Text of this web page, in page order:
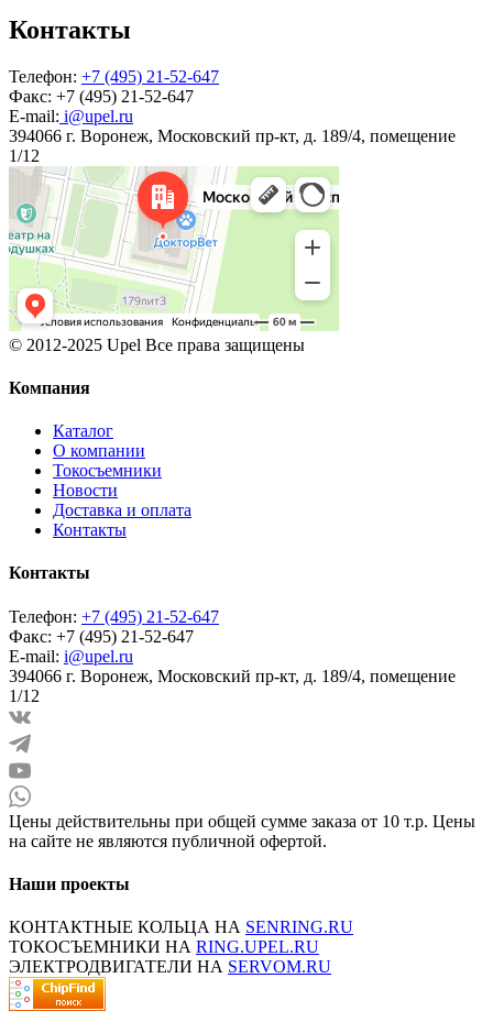
Контакты
Телефон: +7 (495) 21-52-647
Факс: +7 (495) 21-52-647
E-mail: i@upel.ru
394066 г. Воронеж, Московский пр-кт, д. 189/4, помещение
1/12
© 2012-2025 Upel Все права защищены
Компания
Каталог
О компании
Токосъемники
Новости
Доставка и оплата
Контакты
Контакты
Телефон: +7 (495) 21-52-647
Факс: +7 (495) 21-52-647
E-mail: i@upel.ru
394066 г. Воронеж, Московский пр-кт, д. 189/4, помещение
1/12
Цены действительны при общей сумме заказа от 10 т.р. Цены
на сайте не являются публичной офертой.
Наши проекты
КОНТАКТНЫЕ КОЛЬЦА НА SENRING.RU
ТОКОСЪЕМНИКИ НА RING.UPEL.RU
ЭЛЕКТРОДВИГАТЕЛИ НА SERVOM.RU